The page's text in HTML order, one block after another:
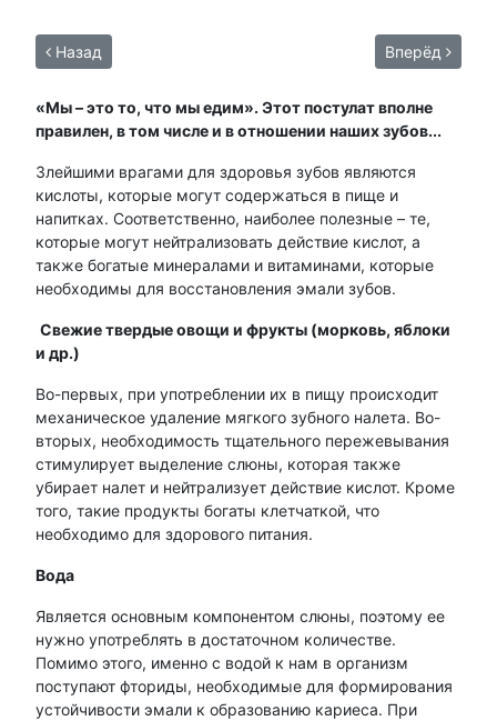
Назад Вперёд
«Мы – это то, что мы едим». Этот постулат вполне
правилен, в том числе и в отношении наших зубов...
Злейшими врагами для здоровья зубов являются
кислоты, которые могут содержаться в пище и
напитках. Соответственно, наиболее полезные – те,
которые могут нейтрализовать действие кислот, а
также богатые минералами и витаминами, которые
необходимы для восстановления эмали зубов.
Свежие твердые овощи и фрукты (морковь, яблоки
и др.)
Во-первых, при употреблении их в пищу происходит
механическое удаление мягкого зубного налета. Во-
вторых, необходимость тщательного пережевывания
стимулирует выделение слюны, которая также
убирает налет и нейтрализует действие кислот. Кроме
того, такие продукты богаты клетчаткой, что
необходимо для здорового питания.
Вода
Является основным компонентом слюны, поэтому ее
нужно употреблять в достаточном количестве.
Помимо этого, именно с водой к нам в организм
поступают фториды, необходимые для формирования
устойчивости эмали к образованию кариеса. При